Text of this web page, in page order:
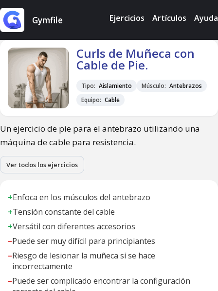
Gymfile Ejercicios Artículos Ayuda
Curls de Muñeca con
Cable de Pie.
Tipo: Aislamiento Músculo: Antebrazos
Equipo: Cable
Un ejercicio de pie para el antebrazo utilizando una
máquina de cable para resistencia.
Ver todos los ejercicios
+Enfoca en los músculos del antebrazo
+Tensión constante del cable
+Versátil con diferentes accesorios
–Puede ser muy difícil para principiantes
–Riesgo de lesionar la muñeca si se hace
incorrectamente
–Puede ser complicado encontrar la configuración